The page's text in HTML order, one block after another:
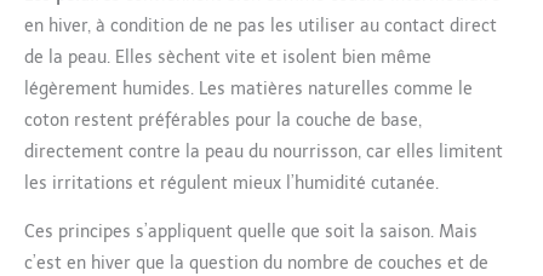
en hiver, à condition de ne pas les utiliser au contact direct
de la peau. Elles sèchent vite et isolent bien même
légèrement humides. Les matières naturelles comme le
coton restent préférables pour la couche de base,
directement contre la peau du nourrisson, car elles limitent
les irritations et régulent mieux l’humidité cutanée.
Ces principes s’appliquent quelle que soit la saison. Mais
c’est en hiver que la question du nombre de couches et de